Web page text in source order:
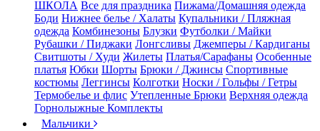
ШКОЛА Все для праздника Пижама/Домашняя одежда
Боди Нижнее белье / Халаты Купальники / Пляжная
одежда Комбинезоны Блузки Футболки / Майки
Рубашки / Пиджаки Лонгсливы Джемперы / Кардиганы
Свитшоты / Худи Жилеты Платья/Сарафаны Особенные
платья Юбки Шорты Брюки / Джинсы Спортивные
костюмы Леггинсы Колготки Носки / Гольфы / Гетры
Термобелье и флис Утепленные Брюки Верхняя одежда
Горнолыжные Комплекты
Мальчики